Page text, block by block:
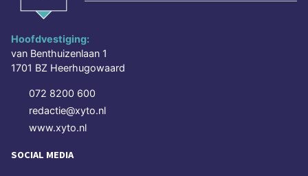
Hoofdvestiging:
van Benthuizenlaan 1
1701 BZ Heerhugowaard
072 8200 600
redactie@xyto.nl
www.xyto.nl
SOCIAL MEDIA